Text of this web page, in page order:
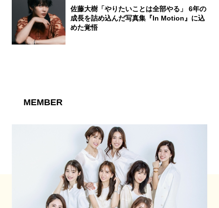
佐藤大樹「やりたいことは全部やる」 6年の
成長を詰め込んだ写真集『In Motion』に込
めた覚悟
MEMBER